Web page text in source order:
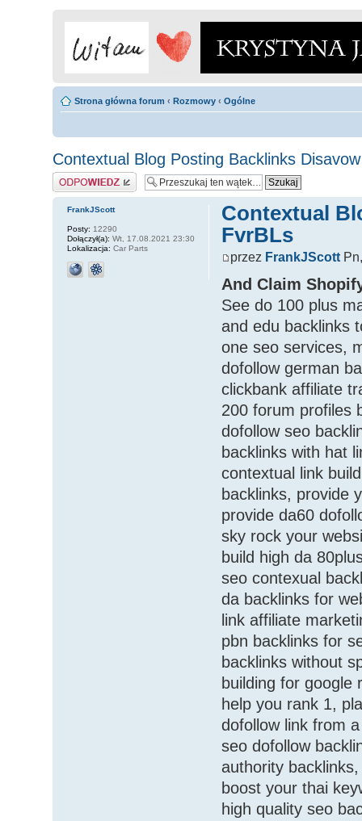
Strona główna forum ‹ Rozmowy ‹ Ogólne
Contextual Blog Posting Backlinks
Odpowiedz
Contextual
FvrBLs
przez FrankJScott
And Claim
See do 100 plus
and edu backlinks
one seo services,
dofollow german
clickbank affiliate
200 forum profiles
dofollow seo
backlinks with hat
contextual link
backlinks, provide
provide da60
sky rock your
build high da
seo contexual
da backlinks for
link affiliate
pbn backlinks for
backlinks without
building for google
help you rank 1,
dofollow link from
seo dofollow
authority
boost your thai
high quality seo
FrankJScott
Posty: 12290
Dołączył(a): Wt, 17.08.2021 23:30
Lokalizacja: Car Parts